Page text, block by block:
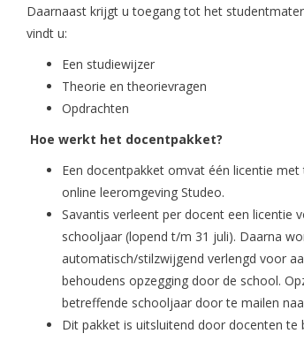
Daarnaast krijgt u toegang tot het
vindt u:
Een studiewijzer
Theorie en theorievragen
Opdrachten
Hoe werkt het docentpakket?
Een docentpakket omvat één licentie
online leeromgeving Studeo.
Savantis verleent per docent een licentie
schooljaar (lopend t/m 31 juli). Daarna
automatisch/stilzwijgend verlengd voor
behoudens opzegging door de school.
betreffende schooljaar door te mailen
Dit pakket is uitsluitend door docenten te